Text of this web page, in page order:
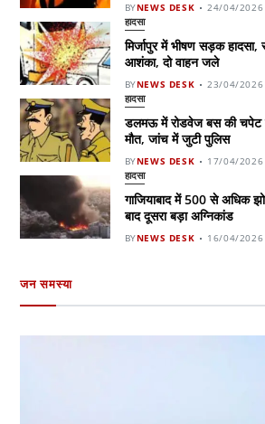
BYNEWS DESK 24/04/2026
हादसा
मिर्जापुर में भीषण सड़क हादसा,
आशंका, दो वाहन जले
BYNEWS DESK 23/04/2026
हादसा
डलमऊ में रोडवेज बस की चपेट
मौत, जांच में जुटी पुलिस
BYNEWS DESK 17/04/2026
हादसा
गाजियाबाद में 500 से अधिक
बाद दूसरा बड़ा अग्निकांड
BYNEWS DESK 16/04/2026
जन समस्या